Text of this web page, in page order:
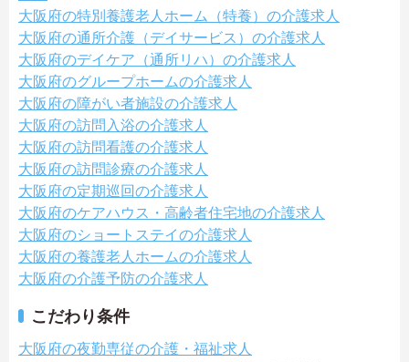
大阪府の特別養護老人ホーム（特養）の介護求人
大阪府の通所介護（デイサービス）の介護求人
大阪府のデイケア（通所リハ）の介護求人
大阪府のグループホームの介護求人
大阪府の障がい者施設の介護求人
大阪府の訪問入浴の介護求人
大阪府の訪問看護の介護求人
大阪府の訪問診療の介護求人
大阪府の定期巡回の介護求人
大阪府のケアハウス・高齢者住宅地の介護求人
大阪府のショートステイの介護求人
大阪府の養護老人ホームの介護求人
大阪府の介護予防の介護求人
こだわり条件
大阪府の夜勤専従の介護・福祉求人